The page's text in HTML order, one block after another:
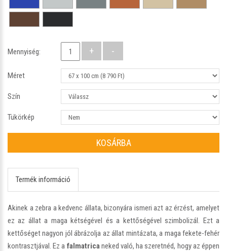
Mennyiség:
Méret
Szín
Tükörkép
KOSÁRBA
Termék információ
Akinek a zebra a kedvenc állata, bizonyára ismeri azt az érzést, amelyet
ez az állat a maga kétségével és a kettőségével szimbolizál. Ezt a
kettőséget nagyon jól ábrázolja az állat mintázata, a maga fekete-fehér
kontrasztjával. Ez a falmatrica neked való, ha szeretnéd, hogy az éppen